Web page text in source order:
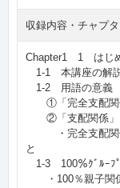
収録内容・チャプ
Chapter1 1 はじ
1-1 本講座の解
1-2 用語の意義
①「完全支配関
②「支配関係」
・完全支配関係
と
1-3 100％ｸﾞﾙｰﾌﾟ
・100％親子関係